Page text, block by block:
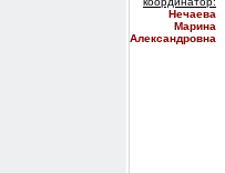
Нечаева
Марина
Александровна